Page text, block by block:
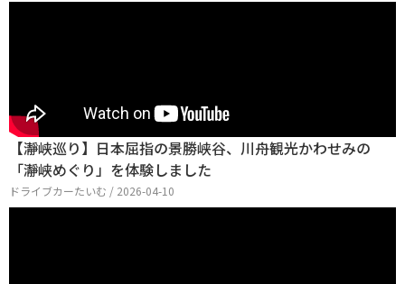
【瀞峡巡り】日本屈指の景勝峡谷、川舟観光かわせみの
「瀞峡めぐり」を体験しました
ドライブカーたいむ / 2026-04-10